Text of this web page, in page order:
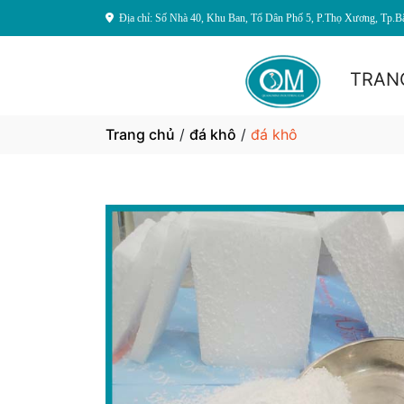
Địa chỉ: Số Nhà 40, Khu Ban, Tổ Dân Phố 5, P.Thọ Xương,
Trang chủ / đá khô / đá khô